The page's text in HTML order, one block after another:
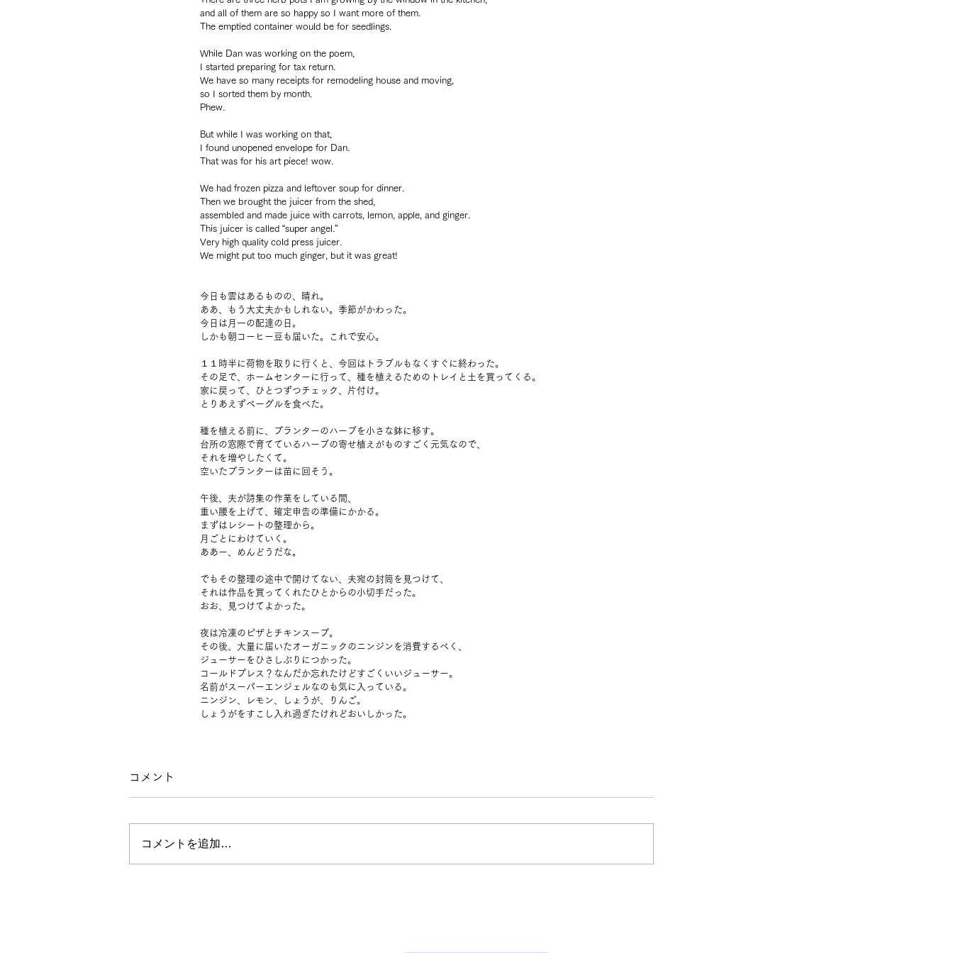
and all of them are so happy so I want more of them.
The emptied container would be for seedlings.
While Dan was working on the poem,
I started preparing for tax return.
We have so many receipts for remodeling house and moving,
so I sorted them by month.
Phew.
But while I was working on that,
I found unopened envelope for Dan.
That was for his art piece! wow.
We had frozen pizza and leftover soup for dinner.
Then we brought the juicer from the shed,
assembled and made juice with carrots, lemon, apple, and ginger.
This juicer is called “super angel.”
Very high quality cold press juicer.
We might put too much ginger, but it was great!
今日も雲はあるものの、晴れ。
ああ、もう大丈夫かもしれない。季節がかわった。
今日は月一の配達の日。
しかも朝コーヒー豆も届いた。これで安心。
１１時半に荷物を取りに行くと、今回はトラブルもなくすぐに終わった。
その足で、ホームセンターに行って、種を植えるためのトレイと土を買ってくる。
家に戻って、ひとつずつチェック、片付け。
とりあえずベーグルを食べた。
種を植える前に、プランターのハーブを小さな鉢に移す。
台所の窓際で育てているハーブの寄せ植えがものすごく元気なので、
それを増やしたくて。
空いたプランターは苗に回そう。
午後、夫が詩集の作業をしている間、
重い腰を上げて、確定申告の準備にかかる。
まずはレシートの整理から。
月ごとにわけていく。
ああー、めんどうだな。
でもその整理の途中で開けてない、夫宛の封筒を見つけて、
それは作品を買ってくれたひとからの小切手だった。
おお、見つけてよかった。
夜は冷凍のピザとチキンスープ。
その後、大量に届いたオーガニックのニンジンを消費するべく、
ジューサーをひさしぶりにつかった。
コールドプレス？なんだか忘れたけどすごくいいジューサー。
名前がスーパーエンジェルなのも気に入っている。
ニンジン、レモン、しょうが、りんご。
しょうがをすこし入れ過ぎたけれどおいしかった。
コメント
コメントを追加…